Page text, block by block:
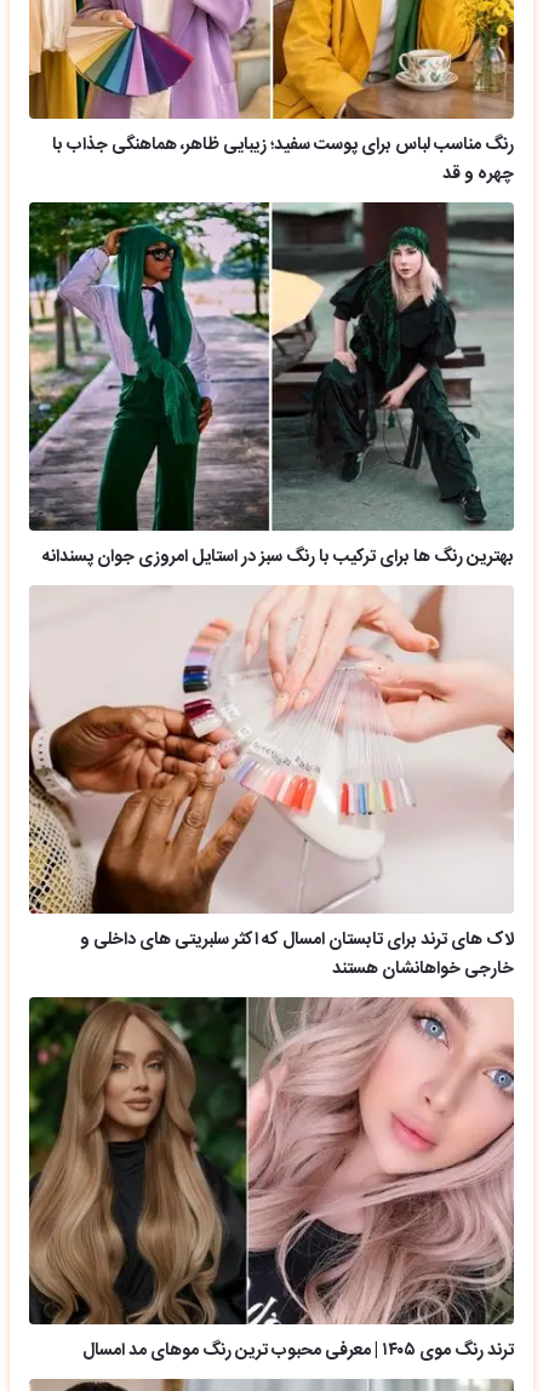
رنگ مناسب لباس برای پوست سفید؛ زیبایی ظاهر، هماهنگی جذاب با
چهره و قد
بهترین رنگ ها برای ترکیب با رنگ سبز در استایل امروزی جوان پسندانه
لاک های ترند برای تابستان امسال که اکثر سلبریتی های داخلی و
خارجی خواهانشان هستند
ترند رنگ موی ۱۴۰۵ | معرفی محبوب ترین رنگ موهای مد امسال